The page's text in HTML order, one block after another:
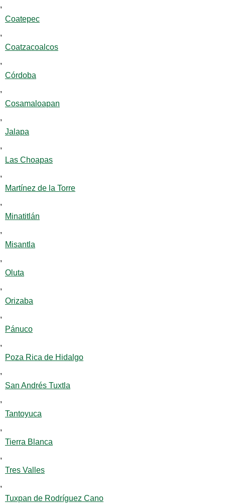
,
Coatepec
,
Coatzacoalcos
,
Córdoba
,
Cosamaloapan
,
Jalapa
,
Las Choapas
,
Martínez de la Torre
,
Minatitlán
,
Misantla
,
Oluta
,
Orizaba
,
Pánuco
,
Poza Rica de Hidalgo
,
San Andrés Tuxtla
,
Tantoyuca
,
Tierra Blanca
,
Tres Valles
,
Tuxpan de Rodríguez Cano